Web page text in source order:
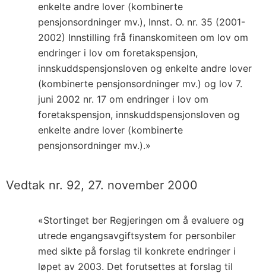
enkelte andre lover (kombinerte
pensjonsordninger mv.), Innst. O. nr. 35 (2001-
2002) Innstilling frå finanskomiteen om lov om
endringer i lov om foretakspensjon,
innskuddspensjonsloven og enkelte andre lover
(kombinerte pensjonsordninger mv.) og lov 7.
juni 2002 nr. 17 om endringer i lov om
foretakspensjon, innskuddspensjonsloven og
enkelte andre lover (kombinerte
pensjonsordninger mv.).»
Vedtak nr. 92, 27. november 2000
«Stortinget ber Regjeringen om å evaluere og
utrede engangsavgiftsystem for personbiler
med sikte på forslag til konkrete endringer i
løpet av 2003. Det forutsettes at forslag til